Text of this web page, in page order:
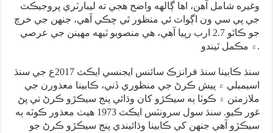
وغيره شامل آهن، اها ڳالهه واضح هجي ته ليبارٽري پروجيڪٽ
جي پي سي ون اڳواٽ ئي منظور ٿي چڪي آهي، جنهن جي خرچ
جو ڪاٿو 2.7 ارب رپيا آهي، هي منصوبو ٽيهه مهينن جي عرصي
۾ مڪمل ٿيندو.
سنڌ ڪابينا سنڌ فرانزڪ سائنس ايجنسي ايڪٽ 2017ع جي سنڌ
اسيمبلي ۾ پيش ڪرڻ جي منظوري ڏني، ڪابينا معذورن جي
ملازمتن ۾ ڪوٽا ٻه سيڪڙو کان وڌائي پنج سيڪڙو ڪرڻ تي پڻ
غور ڪيو. سنڌ سول سرونٽس ايڪٽ 1973 هيٺ معذور ڪوٽه ٻه
سيڪڙو آهي جنهن کي ڪابينا وڌائيندي پنج سيڪڙو ڪرڻ جو